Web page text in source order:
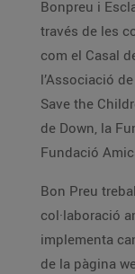
Bonpreu i
través de les
com el Casal dels Infants, la Fundació
l’Associació de
Save the
de Down, la
Bon Preu
col·laboració amb Worldcoo, que
implementa
de la pàgina